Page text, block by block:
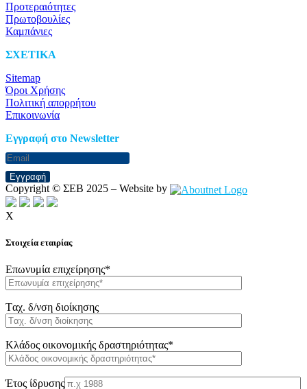
Προτεραιότητες
Πρωτοβουλίες
Καμπάνιες
ΣΧΕΤΙΚΑ
Sitemap
Όροι Χρήσης
Πολιτική απορρήτου
Επικοινωνία
Eγγραφή στο Newsletter
Εγγραφή
Copyright © ΣΕΒ 2025 – Website by
X
Στοιχεία εταιρίας
Επωνυμία επιχείρησης*
Tαχ. δ/νση διοίκησης
Κλάδος οικονομικής δραστηριότητας*
Έτος ίδρυσης